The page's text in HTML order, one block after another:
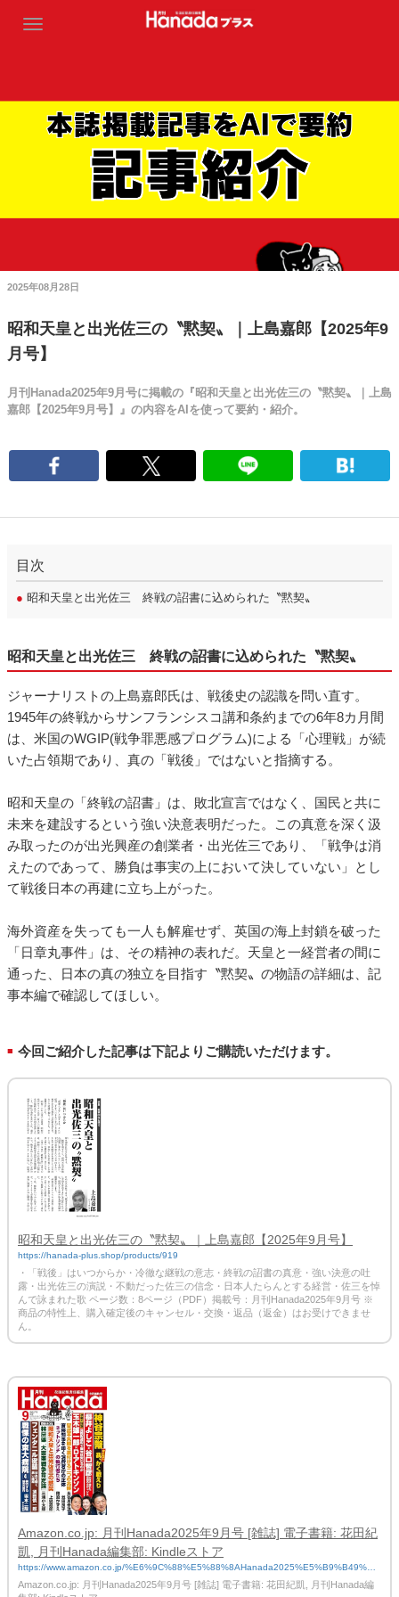
2025年08月28日
昭和天皇と出光佐三の〝黙契〟｜上島嘉郎【2025年9
月号】
月刊Hanada2025年9月号に掲載の『昭和天皇と出光佐三の〝黙契〟｜上島
嘉郎【2025年9月号】』の内容をAIを使って要約・紹介。
目次
● 昭和天皇と出光佐三 終戦の詔書に込められた〝黙契〟
昭和天皇と出光佐三 終戦の詔書に込められた〝黙契〟
ジャーナリストの上島嘉郎氏は、戦後史の認識を問い直す。
1945年の終戦からサンフランシスコ講和条約までの6年8カ月間
は、米国のWGIP(戦争罪悪感プログラム)による「心理戦」が続
いた占領期であり、真の「戦後」ではないと指摘する。
昭和天皇の「終戦の詔書」は、敗北宣言ではなく、国民と共に
未来を建設するという強い決意表明だった。この真意を深く汲
み取ったのが出光興産の創業者・出光佐三であり、「戦争は消
えたのであって、勝負は事実の上において決していない」とし
て戦後日本の再建に立ち上がった。
海外資産を失っても一人も解雇せず、英国の海上封鎖を破った
「日章丸事件」は、その精神の表れだ。天皇と一経営者の間に
通った、日本の真の独立を目指す〝黙契〟の物語の詳細は、記
事本編で確認してほしい。
■ 今回ご紹介した記事は下記よりご購読いただけます。
昭和天皇と出光佐三の〝黙契〟｜上島嘉郎【2025年9月号】
https://hanada-plus.shop/products/919
・「戦後」はいつからか・冷徹な継戦の意志・終戦の詔書の真意・強い決意の吐
露・出光佐三の演説・不動だった佐三の信念・日本人たらんとする経営・佐三を悼
んで詠まれた歌 ページ数：8ページ（PDF）掲載号：月刊Hanada2025年9月号 ※
商品の特性上、購入確定後のキャンセル・交換・返品（返金）はお受けできませ
ん。
Amazon.co.jp: 月刊Hanada2025年9月号 [雑誌] 電子書籍: 花田紀
凱, 月刊Hanada編集部: Kindleストア
https://www.amazon.co.jp/%E6%9C%88%E5%88%8AHanada2025%E5%B9%B49%E
6%9C%88%E5%8F%B7-%E9%9B%91%E8%AA%8C-%E8%8A%B1%E7%94%B0%E
7%B4%80%E5%87%B1-ebook/dp/B0FJR6FTWL/ref=sr_1_3?__mk_ja_JP=%E3%82%
Amazon.co.jp: 月刊Hanada2025年9月号 [雑誌] 電子書籍: 花田紀凱, 月刊Hanada編